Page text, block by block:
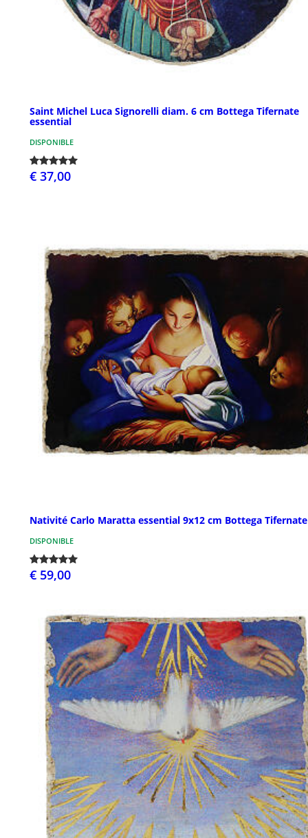
Saint Michel Luca Signorelli diam. 6 cm Bottega Tifernate
essential
DISPONIBLE
€ 37,00
Nativité Carlo Maratta essential 9x12 cm Bottega Tifernate
DISPONIBLE
€ 59,00